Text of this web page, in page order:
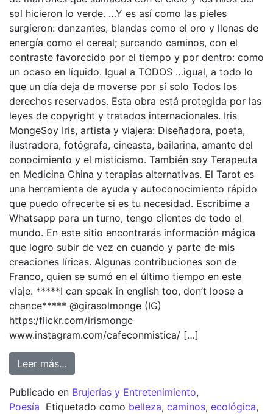
sol hicieron lo verde. …Y es así como las pieles
surgieron: danzantes, blandas como el oro y llenas de
energía como el cereal; surcando caminos, con el
contraste favorecido por el tiempo y por dentro: como
un ocaso en líquido. Igual a TODOS …igual, a todo lo
que un día deja de moverse por sí solo Todos los
derechos reservados. Esta obra está protegida por las
leyes de copyright y tratados internacionales. Iris
MongeSoy Iris, artista y viajera: Diseñadora, poeta,
ilustradora, fotógrafa, cineasta, bailarina, amante del
conocimiento y el misticismo. También soy Terapeuta
en Medicina China y terapias alternativas. El Tarot es
una herramienta de ayuda y autoconocimiento rápido
que puedo ofrecerte si es tu necesidad. Escribime a
Whatsapp para un turno, tengo clientes de todo el
mundo. En este sitio encontrarás información mágica
que logro subir de vez en cuando y parte de mis
creaciones líricas. Algunas contribuciones son de
Franco, quien se sumó en el último tiempo en este
viaje. *****I can speak in english too, don’t loose a
chance***** @girasolmonge (IG)
https:/flickr.com/irismonge
www.instagram.com/cafeconmistica/ […]
Leer más…
Publicado en Brujerías y Entretenimiento,
Poesía Etiquetado como belleza, caminos, ecológica,